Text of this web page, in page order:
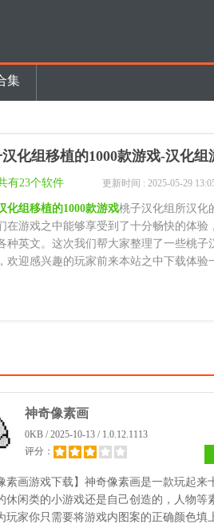
集
有23个软件 更新时间 : 2025-05-29
化组移植的1000款游戏桃子汉化组所汉化
在游戏之中能够享受到了十分畅快的体验
种英文。这次我们帮大家整理了一些桃子
欢迎感兴趣的玩家前来本站之中下载体验
神奇像素画
0KB / 2025-10-13 / 1.0.12.1113
评分：
素画游戏下载】神奇像素画是一款玩起来
休闲类的小游戏还是自己创造的，人物等
玩家你只需要将游戏内图案的正确颜色填